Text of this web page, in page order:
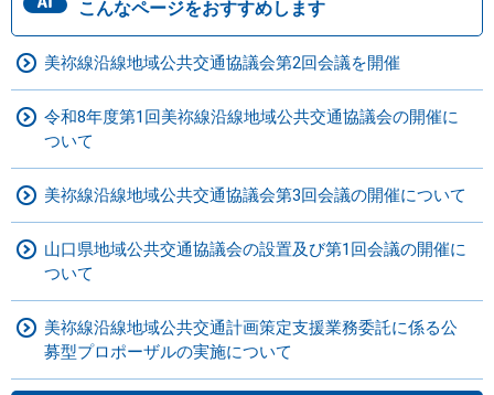
こんなページをおすすめします
美祢線沿線地域公共交通協議会第2回会議を開催
令和8年度第1回美祢線沿線地域公共交通協議会の開催に
ついて
美祢線沿線地域公共交通協議会第3回会議の開催について
山口県地域公共交通協議会の設置及び第1回会議の開催に
ついて
美祢線沿線地域公共交通計画策定支援業務委託に係る公
募型プロポーザルの実施について